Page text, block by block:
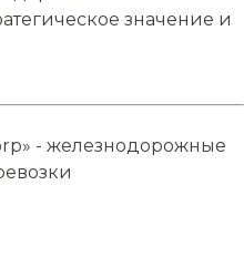
значение и
- железнодорожные